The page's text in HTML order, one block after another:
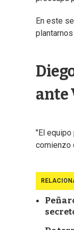
En este
ante
"El equipo
comienzo